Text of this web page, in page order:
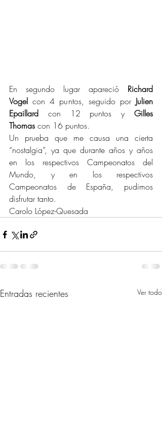
En segundo lugar apareció Richard
Vogel con 4 puntos, seguido por Julien
Epaillard con 12 puntos y Gilles
Thomas con 16 puntos.
Un prueba que me causa una cierta
“nostalgia”, ya que durante años y años
en los respectivos Campeonatos del
Mundo, y en los respectivos
Campeonatos de España, pudimos
disfrutar tanto.
Carolo López-Quesada
Entradas recientes Ver todo